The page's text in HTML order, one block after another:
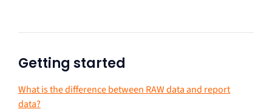
Getting started
What is the difference between RAW data and report
data?